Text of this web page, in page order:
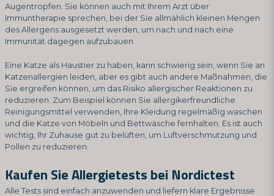
Augentropfen. Sie können auch mit Ihrem Arzt über
Immuntherapie sprechen, bei der Sie allmählich kleinen Mengen
des Allergens ausgesetzt werden, um nach und nach eine
Immunität dagegen aufzubauen.
Eine Katze als Haustier zu haben, kann schwierig sein, wenn Sie an
Katzenallergien leiden, aber es gibt auch andere Maßnahmen, die
Sie ergreifen können, um das Risiko allergischer Reaktionen zu
reduzieren. Zum Beispiel können Sie allergikerfreundliche
Reinigungsmittel verwenden, Ihre Kleidung regelmäßig waschen
und die Katze von Möbeln und Bettwäsche fernhalten. Es ist auch
wichtig, Ihr Zuhause gut zu belüften, um Luftverschmutzung und
Pollen zu reduzieren.
Kaufen Sie Allergietests bei Nordictest
Alle Tests sind einfach anzuwenden und liefern klare Ergebnisse